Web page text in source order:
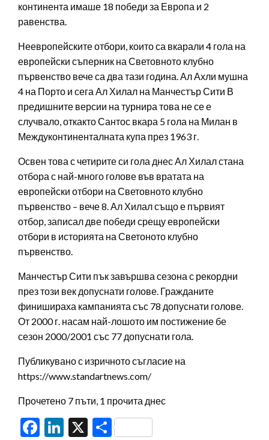
континента имаше 18 победи за Европа и 2
равенства.
Неевропейските отбори, които са вкарали 4 гола на
европейски съперник на Световното клубно
първенство вече са два тази година. Ал Ахли мушна
4 на Порто и сега Ал Хилал на Манчестър Сити В
предишните версии на турнира това не се е
случвало, откакто Сантос вкара 5 гола на Милан в
Междуконтиненталната купа през 1963 г.
Освен това с четирите си гола днес Ал Хилал стана
отбора с най-много голове във вратата на
европейски отбори на Световното клубно
първенство – вече 8. Ал Хилал също е първият
отбор, записал две победи срещу европейски
отбори в историята на Светоното клубно
първенство.
Манчестър Сити пък завършва сезона с рекордни
през този век допуснати голове. Гражданите
финишираха кампанията със 78 допуснати голове.
От 2000 г. насам най-лошото им постижение бе
сезон 2000/2001 със 77 допуснати гола.
Публикувано с изричното съгласие на
https://www.standartnews.com/
Прочетено 7 пъти, 1 прочита днес
Facebook
LinkedIn
X Share